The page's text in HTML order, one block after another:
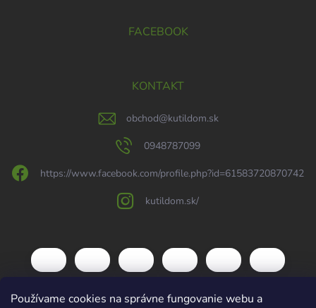
Používame cookies na správne fungovanie webu a
FACEBOOK
KONTAKT
obchod@kutildom.sk
0948787099
https://www.facebook.com/profile.php?id=61583720870742
kutildom.sk/